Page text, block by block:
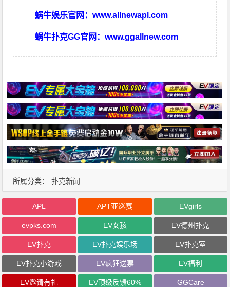
蜗牛娱乐官网：www.allnewapl.com
蜗牛扑克GG官网：www.ggallnew.com
所属分类： 扑克新闻
APL APT亚巡赛 EVgirls
evpks.com EV女孩 EV德州扑克
EV扑克 EV扑克娱乐场 EV扑克室
EV扑克小游戏 EV疯狂送票 EV福利
EV邀请有礼 EV顶级反馈60% GGCare